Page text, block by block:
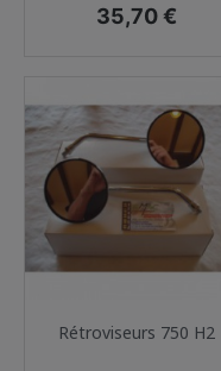
Prix
35,70 €
Rétroviseurs 750 H2